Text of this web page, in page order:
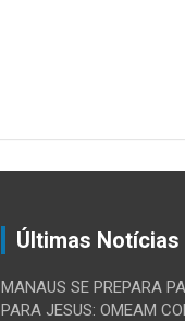
Últimas Notícias
MANAUS SE PREPARA
PARA JESUS: OMEAM